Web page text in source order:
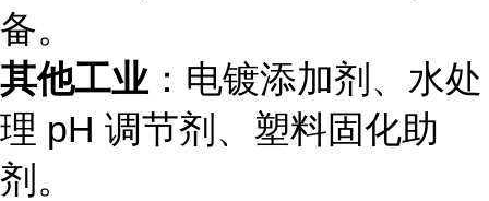
备。
其他工业 ：电镀添加剂、水处
理 pH 调节剂、塑料固化助
剂。